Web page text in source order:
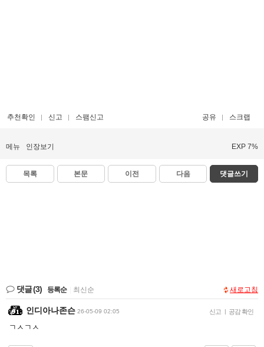
추천확인 신고 스팸신고 공유 스크랩
메뉴 인장보기 EXP 7%
목록 본문 이전 다음 댓글쓰기
댓글(3) 등록순 최신순 새로고침
인디아나존슨 26-05-09 02:05 신고 | 공감 확인
ㄱㅅㄱㅅ